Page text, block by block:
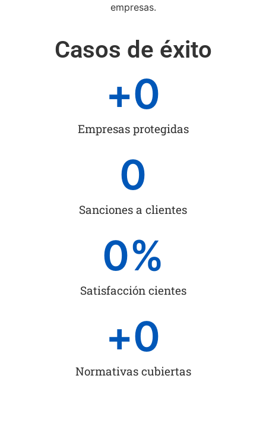
empresas.
Casos de éxito
Empresas protegidas
+0
Sanciones a clientes
0
Satisfacción cientes
0%
Normativas cubiertas
+0